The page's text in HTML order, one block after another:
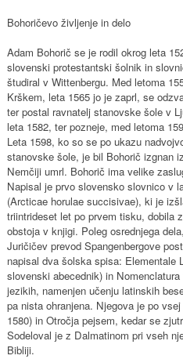
Bohoričevo življenje in delo
Adam Bohorič se je rodil okrog leta
slovenski protestantski šolnik in
študiral v Wittenbergu. Med letoma
Krškem, leta 1565 jo je zaprl, se
ter postal ravnatelj stanovske šole v
leta 1582, ter pozneje, med letoma
Leta 1598, ko so se po ukazu
stanovske šole, je bil Bohorič izgnan
Nemčiji umrl. Bohorič ima velike
Napisal je prvo slovensko slovnico v
(Arcticae horulae succisivae), ki je
triintrideset let po prvem tisku, dobila
obstoja v knjigi. Poleg osrednjega
Juričičev prevod Spangenbergove
napisal dva šolska spisa: Elementale
slovenski abecednik) in
jezikih, namenjen učenju latinskih
pa nista ohranjena. Njegova je po
1580) in Otročja pejsem, kedar se
Sodeloval je z Dalmatinom pri vseh
Bibliji.